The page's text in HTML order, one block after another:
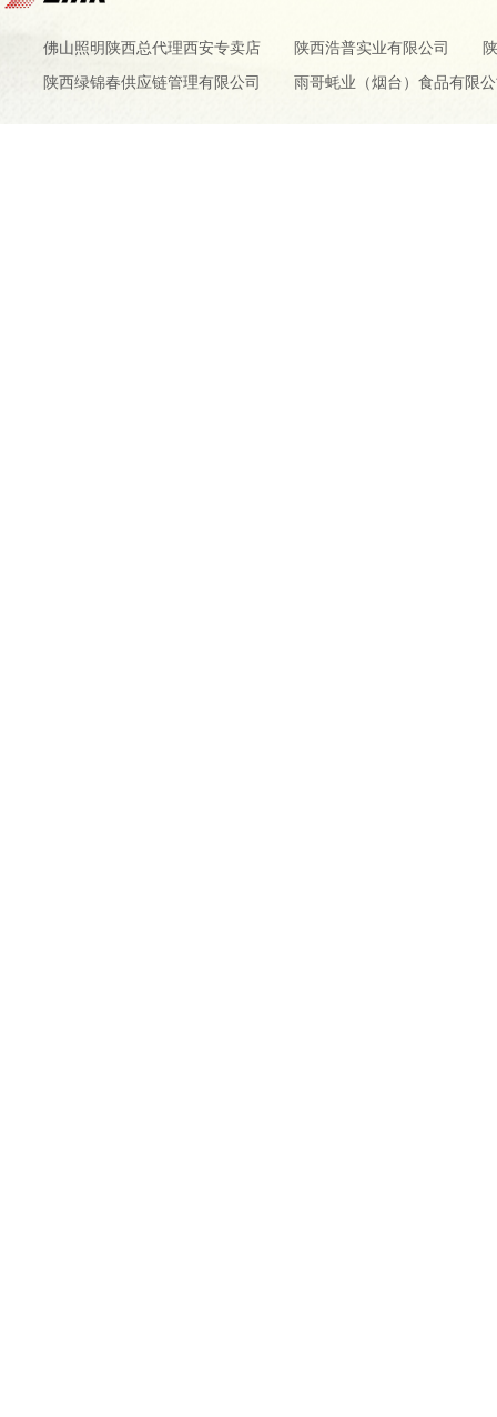
佛山照明陕西总代理西安专卖店 陕西浩普实业有限公司
陕西绿锦春供应链管理有限公司 雨哥蚝业（烟台）食品有限